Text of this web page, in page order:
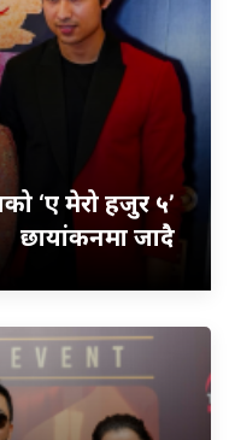
‘ए मेरो हजुर ५’
छायांकनमा जादै